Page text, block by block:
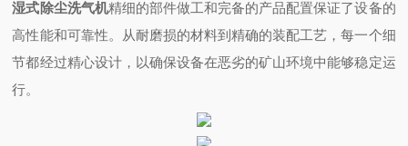
湿式除尘洗气机精细的部件做工和完备的产品配置保证了设备的
高性能和可靠性。从耐磨损的材料到精确的装配工艺，每一个细
节都经过精心设计，以确保设备在恶劣的矿山环境中能够稳定运
行。